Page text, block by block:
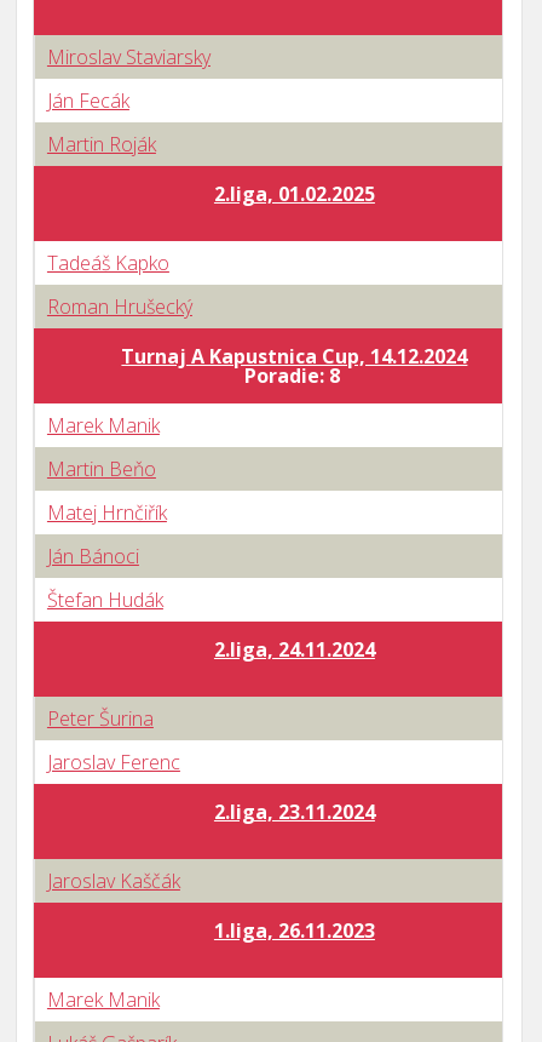
Miroslav Staviarsky
Ján Fecák
Martin Roják
2.liga, 01.02.2025
Tadeáš Kapko
Roman Hrušecký
Turnaj A Kapustnica Cup, 14.12.2024
Poradie: 8
Marek Manik
Martin Beňo
Matej Hrnčiřík
Ján Bánoci
Štefan Hudák
2.liga, 24.11.2024
Peter Šurina
Jaroslav Ferenc
2.liga, 23.11.2024
Jaroslav Kaščák
1.liga, 26.11.2023
Marek Manik